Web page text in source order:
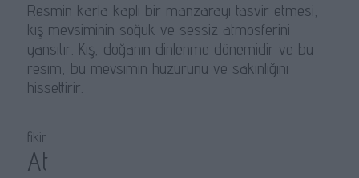
Resmin karla kaplı bir manzarayı tasvir etmesi,
kış mevsiminin soğuk ve sessiz atmosferini
yansıtır. Kış, doğanın dinlenme dönemidir ve bu
resim, bu mevsimin huzurunu ve sakinliğini
hissettirir.
fikir
At